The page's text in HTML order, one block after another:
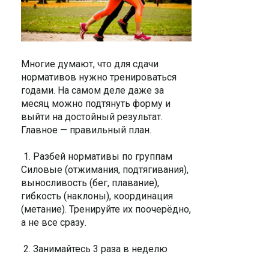
Многие думают, что для сдачи
нормативов нужно тренироваться
годами. На самом деле даже за
месяц можно подтянуть форму и
выйти на достойный результат.
Главное — правильный план.
1. Разбей нормативы по группам
Силовые (отжимания, подтягивания),
выносливость (бег, плавание),
гибкость (наклоны), координация
(метание). Тренируйте их поочерёдно,
а не все сразу.
2. Занимайтесь 3 раза в неделю